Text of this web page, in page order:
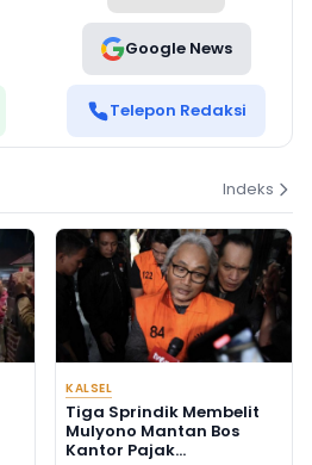
Google News
Telepon Redaksi
Indeks
KALSEL
Tiga Sprindik Membelit
Mulyono Mantan Bos
Kantor Pajak